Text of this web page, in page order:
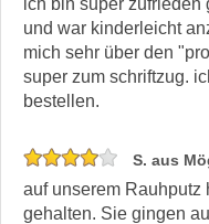
ich bin super
und war kinderleicht
mich sehr über den
super zum schriftzug.
bestellen.
S. aus
auf unserem Rauhputz
gehalten. Sie gingen